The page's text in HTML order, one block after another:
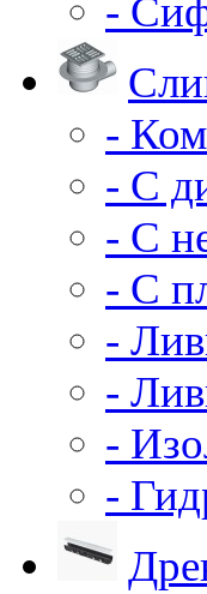
-
-
- С
- С
- С
-
-
-
-